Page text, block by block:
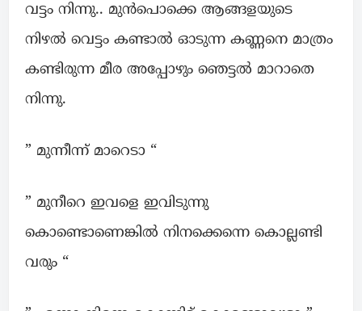
വട്ടം നിന്നു.. മുൻപൊക്കെ ആങ്ങളയുടെ
നിഴൽ വെട്ടം കണ്ടാൽ ഓടുന്ന കണ്ണനെ മാത്രം
കണ്ടിരുന്ന മീര അപ്പോഴും ഞെട്ടൽ മാറാതെ
നിന്നു.
” മുന്നീന്ന് മാറെടാ “
” മുനീറെ ഇവളെ ഇവിടുന്നു
കൊണ്ടൊണെങ്കിൽ നിനക്കെന്നെ കൊല്ലണ്ടി
വരും “